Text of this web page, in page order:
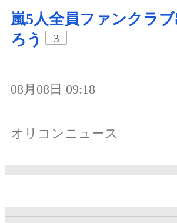
嵐5人全員ファンクラ
ろう
3
08月08日 09:18
オリコンニュース